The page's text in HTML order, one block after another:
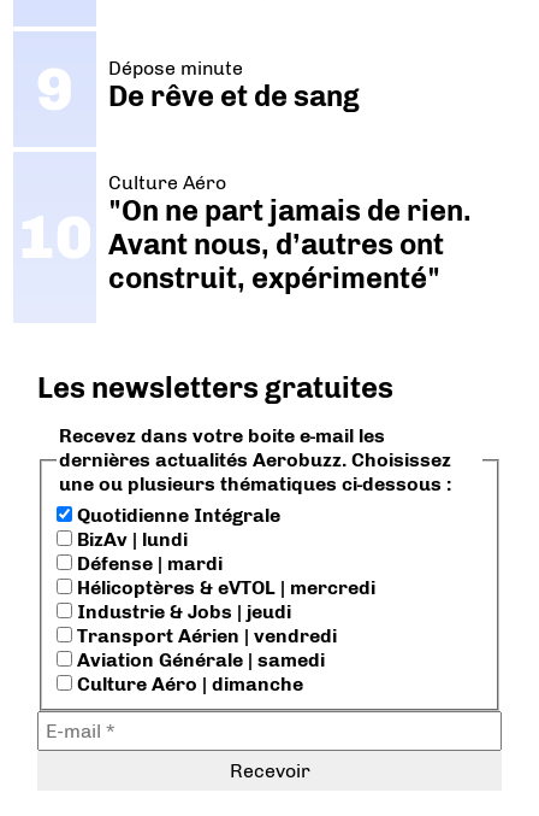
Dépose minute
De rêve et de sang
Culture Aéro
"On ne part jamais de rien.
Avant nous, d’autres ont
construit, expérimenté"
Les newsletters gratuites
Recevez dans votre boite e-mail les
dernières actualités Aerobuzz. Choisissez
une ou plusieurs thématiques ci-dessous :
Quotidienne Intégrale
BizAv | lundi
Défense | mardi
Hélicoptères & eVTOL | mercredi
Industrie & Jobs | jeudi
Transport Aérien | vendredi
Aviation Générale | samedi
Culture Aéro | dimanche